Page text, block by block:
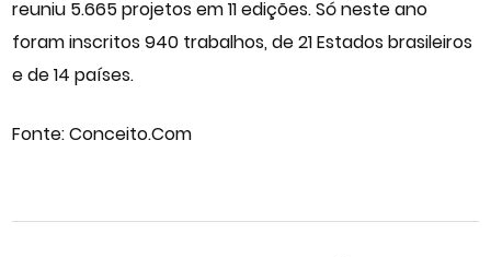
reuniu 5.665 projetos em 11 edições. Só neste ano
foram inscritos 940 trabalhos, de 21 Estados brasileiros
e de 14 países.
Fonte: Conceito.Com